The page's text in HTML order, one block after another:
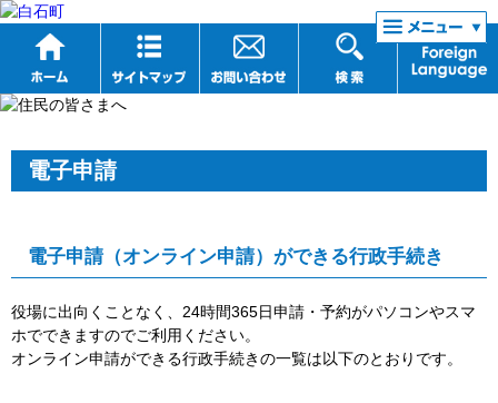
リンク集
電子申請
電子申請（オンライン申請）ができる行政手続き
役場に出向くことなく、24時間365日申請・予約がパソコンやスマ
ホでできますのでご利用ください。
オンライン申請ができる行政手続きの一覧は以下のとおりです。